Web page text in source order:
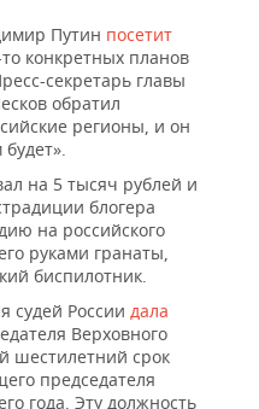
Путин посетит
конкретных планов
секретарь главы
обратил
регионы, и он
на 5 тысяч рублей и
блогера
на российского
руками гранаты,
биспилотник.
судей России дала
Верховного
шестилетний срок
председателя
года. Эту должность